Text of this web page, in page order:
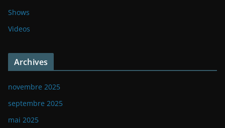
Shows
Videos
Archives
novembre 2025
septembre 2025
mai 2025